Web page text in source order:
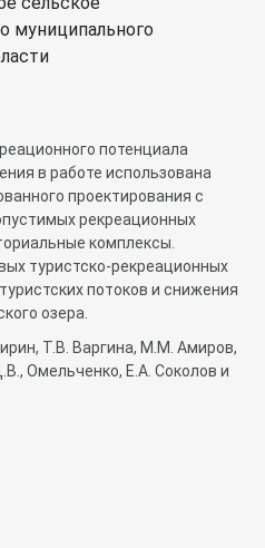
потенциала
в работе использована
проектирования с
рекреационных
комплексы.
туристско-рекреационных
потоков и снижения
озера.
Т.В. Варгина, М.М. Амиров,
Омельченко, Е.А. Соколов и